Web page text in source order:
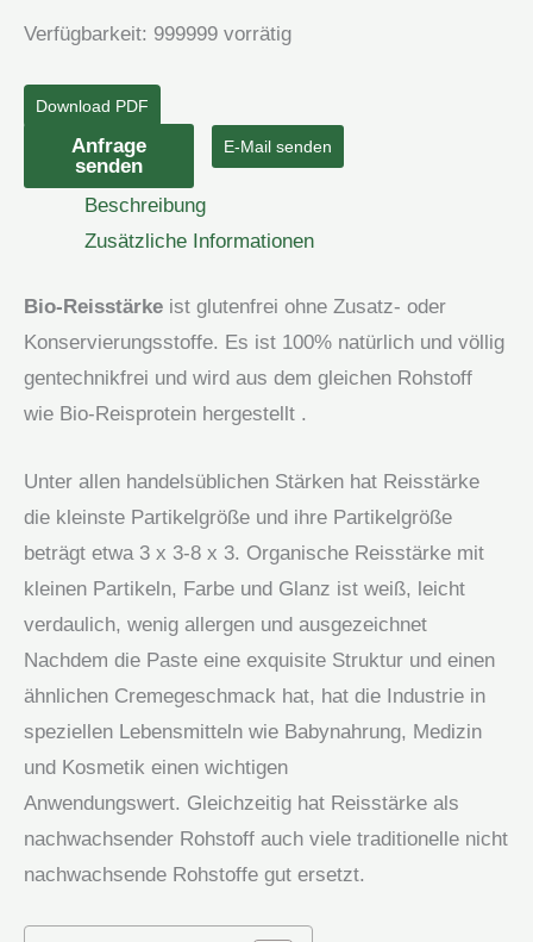
Verfügbarkeit: 999999 vorrätig
Download PDF
Reisstärke
Menge
Anfrage
senden
E-Mail senden
Beschreibung
Zusätzliche Informationen
Bio-Reisstärke ist glutenfrei ohne Zusatz- oder
Konservierungsstoffe. Es ist 100% natürlich und völlig
gentechnikfrei und wird aus dem gleichen Rohstoff
wie Bio-Reisprotein hergestellt .
Unter allen handelsüblichen Stärken hat Reisstärke
die kleinste Partikelgröße und ihre Partikelgröße
beträgt etwa 3 x 3-8 x 3. Organische Reisstärke mit
kleinen Partikeln, Farbe und Glanz ist weiß, leicht
verdaulich, wenig allergen und ausgezeichnet
Nachdem die Paste eine exquisite Struktur und einen
ähnlichen Cremegeschmack hat, hat die Industrie in
speziellen Lebensmitteln wie Babynahrung, Medizin
und Kosmetik einen wichtigen
Anwendungswert. Gleichzeitig hat Reisstärke als
nachwachsender Rohstoff auch viele traditionelle nicht
nachwachsende Rohstoffe gut ersetzt.